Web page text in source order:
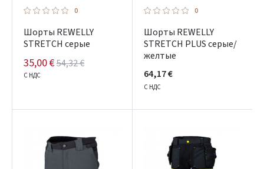
0
Шорты REWELLY
STRETCH серые
35,00 €54,32 €
С НДС
0
Шорты REWELLY
STRETCH PLUS серые/
желтые
64,17 €
С НДС
Pamiršote slaptažodį?